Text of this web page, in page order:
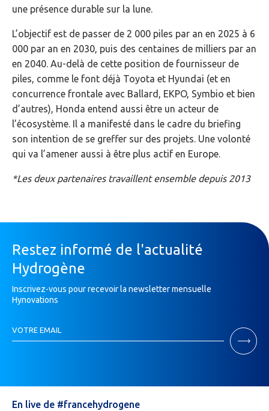
une présence durable sur la lune.
L’objectif est de passer de 2 000 piles par an en 2025 à 6
000 par an en 2030, puis des centaines de milliers par an
en 2040. Au-delà de cette position de fournisseur de
piles, comme le font déjà Toyota et Hyundai (et en
concurrence frontale avec Ballard, EKPO, Symbio et bien
d’autres), Honda entend aussi être un acteur de
l’écosystème. Il a manifesté dans le cadre du briefing
son intention de se greffer sur des projets. Une volonté
qui va l’amener aussi à être plus actif en Europe.
*Les deux partenaires travaillent ensemble depuis 2013
Restez informé de l'actualité
Hydrogène
Inscrivez-vous pour recevoir la newsletter mensuelle
Hynovations
Newsletter
VOTRE EMAIL
Si
un
humain,
En live de #francehydrogene